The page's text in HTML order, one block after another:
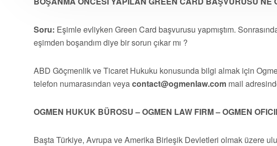
Soru: Eşimle evliyken Green Card başvurusu yapmıştım.
eşimden boşandım diye bir sorun çıkar mı ?
ABD Göçmenlik ve Ticaret Hukuku konusunda bilgi almak için
telefon numarasından veyacontact@ogmenlaw.com mail
OGMEN HUKUK BÜROSU – OGMEN LAW FIRM – OGMEN
Başta Türkiye, Avrupa ve Amerika Birleşik Devletleri olmak üzere